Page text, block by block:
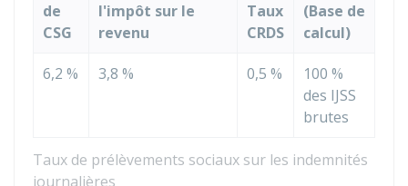
Taux de prélèvements sociaux sur les indemnités
journalières
de
CSG
l'impôt sur le
revenu
Taux
CRDS
(Base de
calcul)
6,2 % 3,8 % 0,5 %
100 %
des IJSS
brutes